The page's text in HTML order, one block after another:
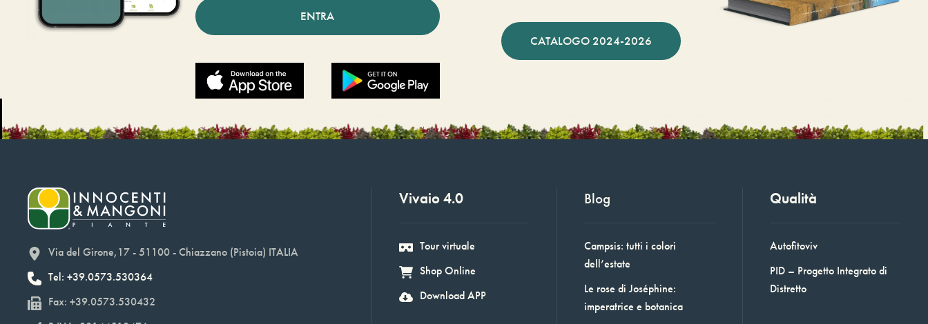
ENTRA
CATALOGO 2024-2026
Via del Girone,17 - 51100 - Chiazzano (Pistoia) ITALIA
Tel: +39.0573.530364
Fax: +39.0573.530432
Vivaio 4.0
Tour virtuale
Shop Online
Download APP
Blog
Campsis: tutti i colori
dell’estate
Le rose di Joséphine:
imperatrice e botanica
Qualità
Autofitoviv
PID – Progetto Integrato di
Distretto